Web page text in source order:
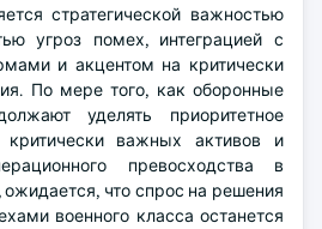
стратегической важностью
угроз помех, интеграцией с
и акцентом на критически
По мере того, как оборонные
уделять приоритетное
критически важных активов и
превосходства в
что спрос на решения
военного класса останется